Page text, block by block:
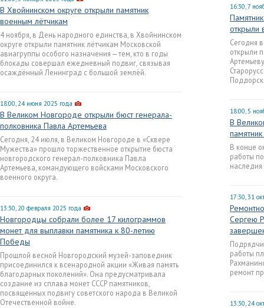
В Хвойнинском округе открыли памятник
военным лётчикам
4 ноября, в День народного единства, в Хвойнинском
округе открыли памятник лётчикам Московской
авиагруппы особого назначения — тем, кто в годы
блокады совершал ежедневный подвиг, связывая
осаждённый Ленинград с большой землёй.
18:00, 24 июня 2025 года
В Великом Новгороде открыли бюст генерала-
полковника Павла Артемьева
Сегодня, 24 июля, в Великом Новгороде в «Сквере
Мужества» прошло торжественное открытие бюста
новгородского генерал-полковника Павла
Артемьева, командующего войсками Московского
военного округа.
13:30, 20 февраля 2025 года
Новгородцы собрали более 17 килограммов
монет для выплавки памятника к 80-летию
Победы
Прошлой весной Новгородский музей-заповедник
присоединился к всенародной акции «Живая память
благодарных поколений». Она предусматривала
создание из сплава монет СССР памятников,
посвященных подвигу советского народа в Великой
Отечественной войне.
16:30, 7
открыли
Сегодня
открыли
18:00, 5
В
В конце
работы
наследия
17:30, 31
Сергею
работы
ремонт
13:30, 24